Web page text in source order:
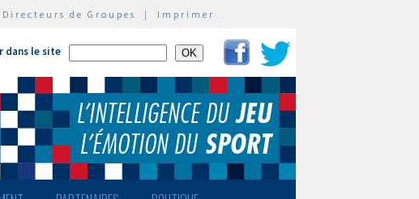
Directeurs de Groupes | Imprimer
dans le site